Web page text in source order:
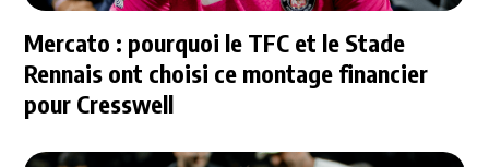
Mercato : pourquoi le TFC et le Stade
Rennais ont choisi ce montage financier
pour Cresswell